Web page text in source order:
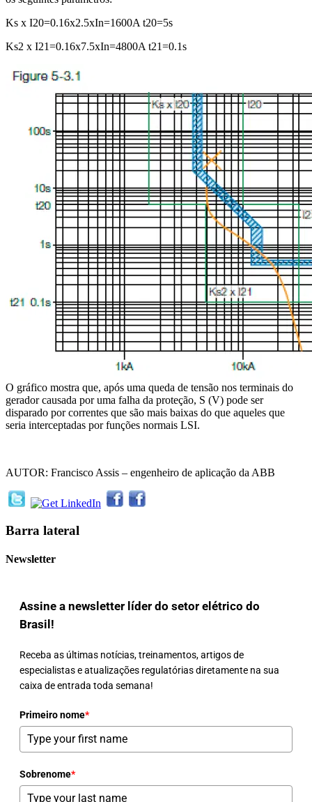
Ks x I20=0.16x2.5xIn=1600A t20=5s
Ks2 x I21=0.16x7.5xIn=4800A t21=0.1s
O gráfico mostra que, após uma queda de tensão nos terminais do
gerador causada por uma falha da proteção, S (V) pode ser
disparado por correntes que são mais baixas do que aqueles que
seria interceptadas por funções normais LSI.
AUTOR: Francisco Assis – engenheiro de aplicação da ABB
Barra lateral
Newsletter
Assine a newsletter líder do setor elétrico do
Brasil!
Receba as últimas notícias, treinamentos, artigos de
especialistas e atualizações regulatórias diretamente na sua
caixa de entrada toda semana!
Primeiro nome*
Sobrenome*